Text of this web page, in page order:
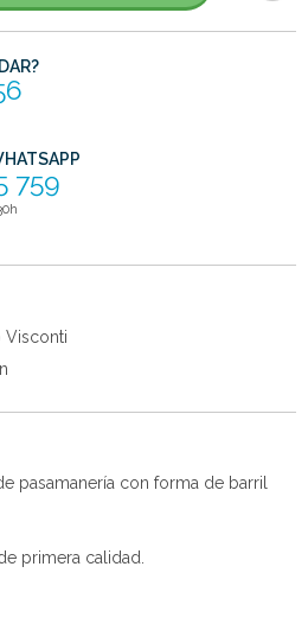
759
Visconti
pasamanería con forma de barril
primera calidad.